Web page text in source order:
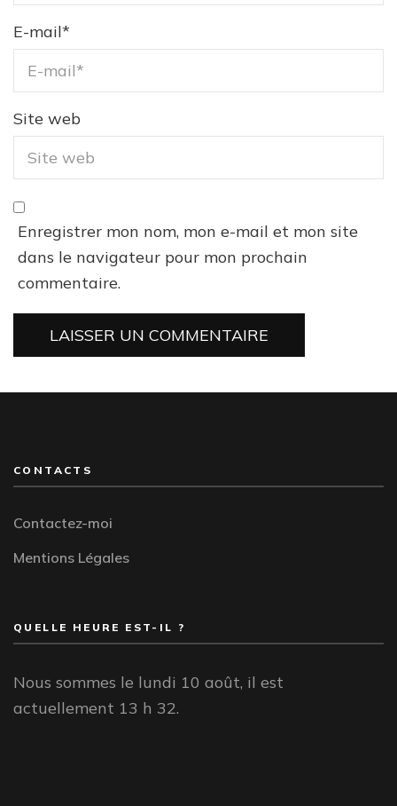
E-mail*
Site web
Enregistrer mon nom, mon e-mail et mon site
dans le navigateur pour mon prochain
commentaire.
CONTACTS
Contactez-moi
Mentions Légales
QUELLE HEURE EST-IL ?
Nous sommes le lundi 10 août, il est
actuellement 13 h 32.